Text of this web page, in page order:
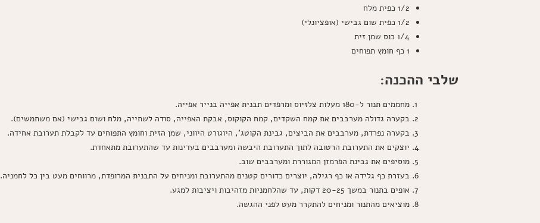
1/2 כפית מלח
1/2 כפית שום גבישי (אופציונלי)
1/4 כוס שמן זית
1 כף חומץ תפוחים
שלבי ההכנה:
מחממים תנור ל-180 מעלות צלזיוס ומרפדים תבנית אפייה בנייר אפייה.
בקערה גדולה מערבבים את קמח השקדים, קמח הקוקוס, אבקת האפייה, סודה לשתייה, מלח ושום גבישי (אם משתמשים).
בקערה נפרדת, מערבבים את הביצים, גבינת הקוטג', היוגורט היווני, שמן הזית וחומץ התפוחים עד לקבלת תערובת אחידה.
יוצקים את התערובת הרטובה לתוך התערובת היבשה ומערבבים בעדינות עד שהתערובת מתאחדת.
מוסיפים את גבינת הפרמזן המגוררת ומערבבים שוב.
בעזרת כף גלידה או כף רגילה, יוצרים כדורים קטנים מהתערובת ומניחים על התבנית המרופדת, מרווחים מעט בין כל לחמניה.
אופים בתנור במשך 20-25 דקות, עד שהלחמניות מזהיבות ויציבות למגע.
מוציאים מהתנור ומניחים להתקרר מעט לפני ההגשה.